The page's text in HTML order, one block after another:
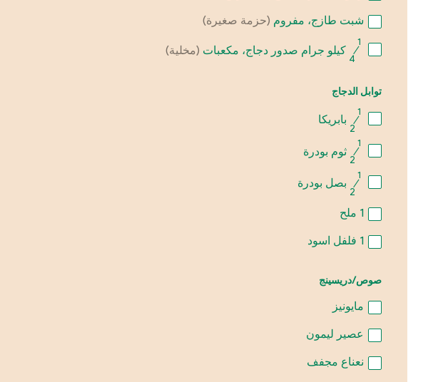
شبت طازج، مفروم (حزمة صغيرة)
1
⁄
4
كيلو جرام صدور دجاج، مكعبات (مخلية)
توابل الدجاج
1
⁄
2
بابريكا
1
⁄
2
ثوم بودرة
1
⁄
2
بصل بودرة
1 ملح
1 فلفل اسود
صوص/دريسينج
مايونيز
عصير ليمون
نعناع مجفف